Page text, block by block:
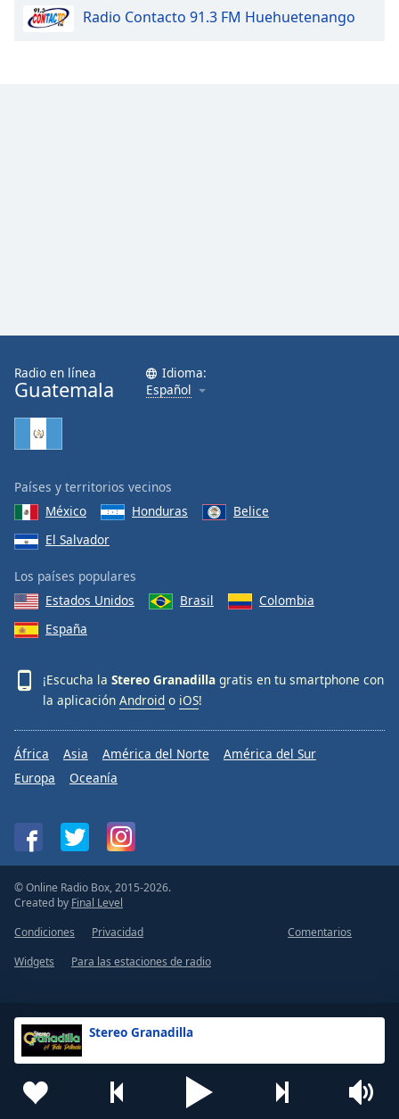
Caption
Area
Font
Close
End
dialog
window.
Stereo Granadilla
Radio Contacto 91.3 FM Huehuetenango
Radio en línea
Guatemala
Idioma:
Español
Países y territorios vecinos
México
Honduras
Belice
El Salvador
Los países populares
Estados Unidos
Brasil
Colombia
España
¡Escucha la Stereo Granadilla gratis en tu smartphone con
la aplicación Android o iOS!
África Asia América del Norte
América del Sur
Europa
Oceanía
© Online Radio Box, 2015-2026.
Created by Final Level
Condiciones
Privacidad
Comentarios
Widgets
Para las estaciones de radio